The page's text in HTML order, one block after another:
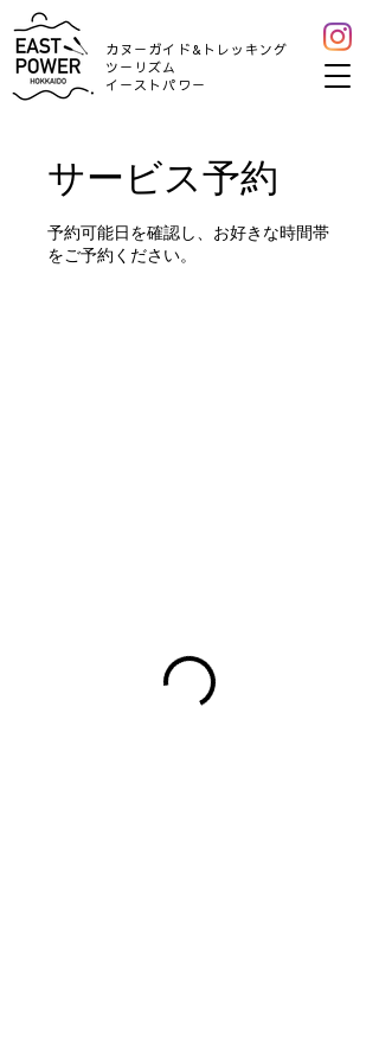
カヌーガイド&トレッキング
ツーリズム
​イーストパワー
サービス予約
予約可能日を確認し、お好きな時間帯
をご予約ください。